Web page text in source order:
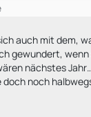
auch mit dem,
gewundert, wenn
nächstes
doch noch